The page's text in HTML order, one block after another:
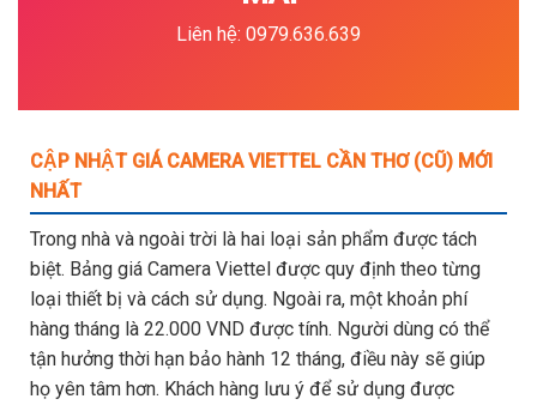
Liên hệ: 0979.636.639
CẬP NHẬT GIÁ CAMERA VIETTEL CẦN THƠ (CŨ) MỚI
NHẤT
Trong nhà và ngoài trời là hai loại sản phẩm được tách
biệt. Bảng giá Camera Viettel được quy định theo từng
loại thiết bị và cách sử dụng. Ngoài ra, một khoản phí
hàng tháng là 22.000 VND được tính. Người dùng có thể
tận hưởng thời hạn bảo hành 12 tháng, điều này sẽ giúp
họ yên tâm hơn. Khách hàng lưu ý để sử dụng được